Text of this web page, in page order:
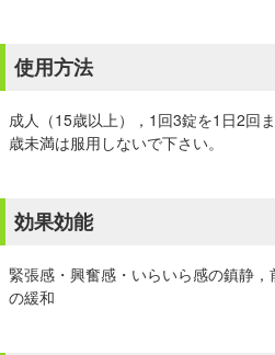
使用方法
成人（15歳以上），1回3錠を1日2回
歳未満は服用しないで下さい。
効果効能
緊張感・興奮感・いらいら感の鎮静
の緩和